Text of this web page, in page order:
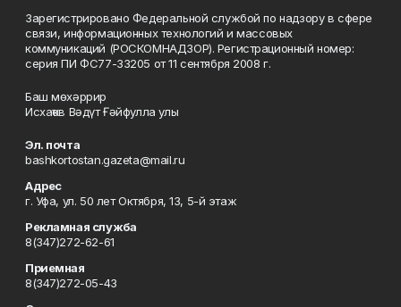
Зарегистрировано Федеральной службой по надзору в сфере
связи, информационных технологий и массовых
коммуникаций (РОСКОМНАДЗОР). Регистрационный номер:
серия ПИ ФС77-33205 от 11 сентября 2008 г.
Баш мөхәррир
Исхаҡов Вәдүт Ғәйфулла улы
Эл. почта
bashkortostan.gazeta@mail.ru
Адрес
г. Уфа, ул. 50 лет Октября, 13, 5-й этаж
Рекламная служба
8(347)272-62-61
Приемная
8(347)272-05-43